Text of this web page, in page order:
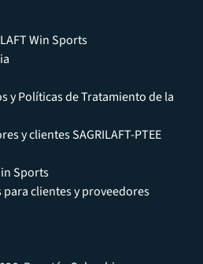
Win Sports
y Políticas de Tratamiento de la
y clientes SAGRILAFT-PTEE
Sports
clientes y proveedores